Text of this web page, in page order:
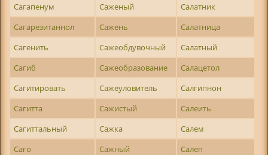
Сагапенум
Саженый
Салатник
Сагарезитаннол
Сажень
Салатница
Сагенить
Сажеобдувочный
Салатный
Сагиб
Сажеобразование
Салацетол
Сагитировать
Сажеуловитель
Салгипнон
Сагитта
Сажистый
Салеить
Сагиттальный
Сажка
Салем
Саго
Сажный
Салеп